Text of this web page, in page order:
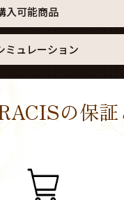
入可能商品
ミュレーション
の保